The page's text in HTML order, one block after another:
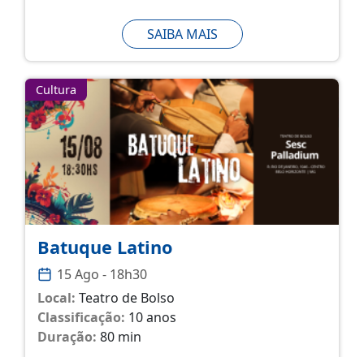
SAIBA MAIS
Cultura
Batuque Latino
15 Ago - 18h30
Local: Teatro de Bolso
Classificação: 10 anos
Duração: 80 min